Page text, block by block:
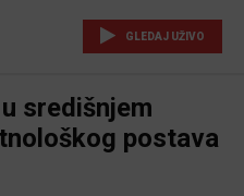
GLEDAJ UŽIVO
središnjem
postava